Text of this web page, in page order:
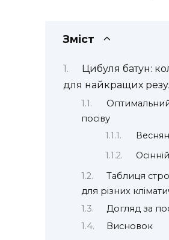
Зміст
Цибуля батун:
для найкращих
посіву
Таблиця
для різних
Догляд за
Висновок